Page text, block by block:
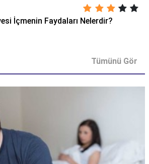
İçmenin Faydaları Nelerdir?
Tümünü Gör